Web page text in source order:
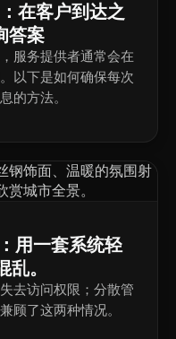
在客户到达之
答案
服务提供者通常会在
以下是如何确保每次
的方法。
用一套系统轻
。
去访问权限；分散管
顾了这两种情况。